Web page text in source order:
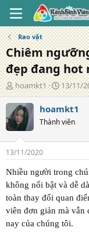
Rao vặt
Chiêm
đẹp đang hot
T
á
c
g
i
ả
hoamkt1
N
g
à
đ
g
13/11/
hoamkt1
Thành viên
13/11/2020
Nhiều người trong
không nổi bật và dễ
toàn thay đổi quan
viên đơn giản mà vẫn
nay của chúng tôi.